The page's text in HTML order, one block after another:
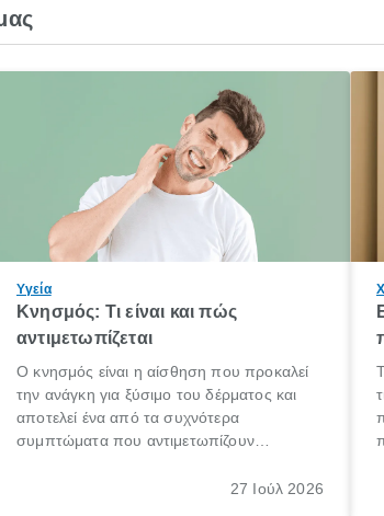
Υγεία
Κνησμός: Τι είναι και πώς
αντιμετωπίζεται
Ο κνησμός είναι η αίσθηση που προκαλεί
την ανάγκη για ξύσιμο του δέρματος και
αποτελεί ένα από τα συχνότερα
συμπτώματα που αντιμετωπίζουν
πληροφορίες για το «κνησμός τι είναι»,
27 Ιούλ 2026